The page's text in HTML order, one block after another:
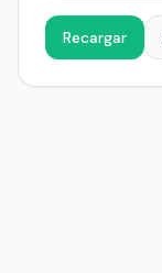
Recargar